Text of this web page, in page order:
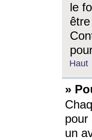
le
Haut
»
pour
un